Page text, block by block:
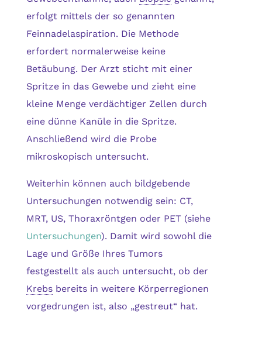
erfolgt mittels der so genannten
Feinnadelaspiration. Die Methode
erfordert normalerweise keine
Betäubung. Der Arzt sticht mit einer
Spritze in das Gewebe und zieht eine
kleine Menge verdächtiger Zellen durch
eine dünne Kanüle in die Spritze.
Anschließend wird die Probe
mikroskopisch untersucht.
Weiterhin können auch bildgebende
Untersuchungen notwendig sein: CT,
MRT, US, Thoraxröntgen oder PET (siehe
Untersuchungen). Damit wird sowohl die
Lage und Größe Ihres Tumors
festgestellt als auch untersucht, ob der
Krebsbereits in weitere Körperregionen
vorgedrungen ist, also „gestreut“ hat.